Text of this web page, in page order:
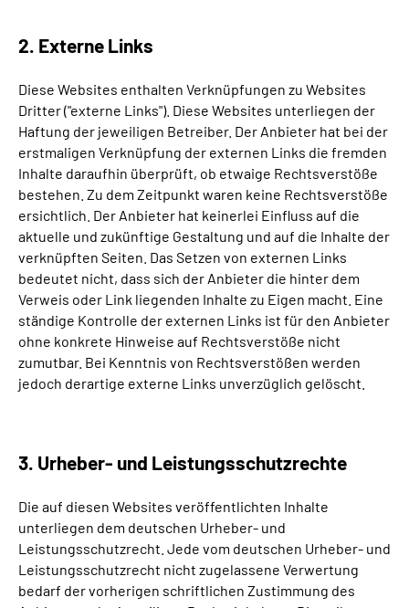
2. Externe Links
Diese Websites enthalten Verknüpfungen zu Websites
Dritter ("externe Links"). Diese Websites unterliegen der
Haftung der jeweiligen Betreiber. Der Anbieter hat bei der
erstmaligen Verknüpfung der externen Links die fremden
Inhalte daraufhin überprüft, ob etwaige Rechtsverstöße
bestehen. Zu dem Zeitpunkt waren keine Rechtsverstöße
ersichtlich. Der Anbieter hat keinerlei Einfluss auf die
aktuelle und zukünftige Gestaltung und auf die Inhalte der
verknüpften Seiten. Das Setzen von externen Links
bedeutet nicht, dass sich der Anbieter die hinter dem
Verweis oder Link liegenden Inhalte zu Eigen macht. Eine
ständige Kontrolle der externen Links ist für den Anbieter
ohne konkrete Hinweise auf Rechtsverstöße nicht
zumutbar. Bei Kenntnis von Rechtsverstößen werden
jedoch derartige externe Links unverzüglich gelöscht.
3. Urheber- und Leistungsschutzrechte
Die auf diesen Websites veröffentlichten Inhalte
unterliegen dem deutschen Urheber- und
Leistungsschutzrecht. Jede vom deutschen Urheber- und
Leistungsschutzrecht nicht zugelassene Verwertung
bedarf der vorherigen schriftlichen Zustimmung des